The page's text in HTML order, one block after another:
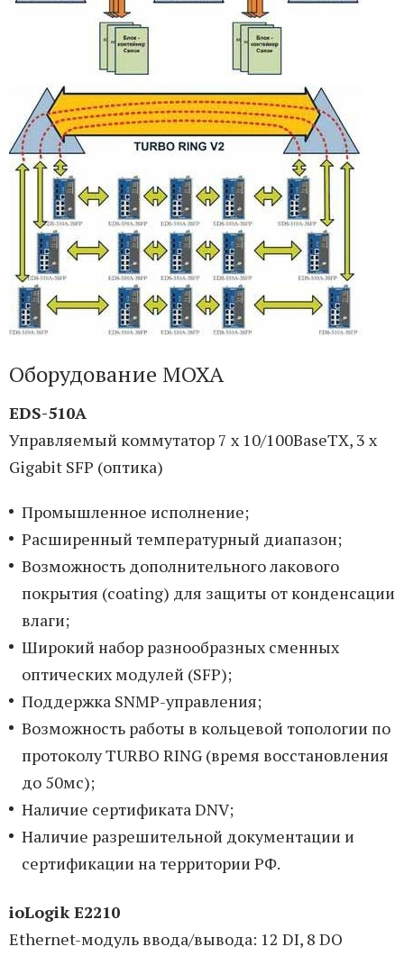
Оборудование MOXA
EDS-510A
Управляемый коммутатор 7 x 10/100BaseTX, 3 x
Gigabit SFP (оптика)
Промышленное исполнение;
Расширенный температурный диапазон;
Возможность дополнительного лакового
покрытия (coating) для защиты от конденсации
влаги;
Широкий набор разнообразных сменных
оптических модулей (SFP);
Поддержка SNMP-управления;
Возможность работы в кольцевой топологии по
протоколу TURBO RING (время восстановления
до 50мс);
Наличие сертификата DNV;
Наличие разрешительной документации и
сертификации на территории РФ.
ioLogik E2210
Ethernet-модуль ввода/вывода: 12 DI, 8 DO